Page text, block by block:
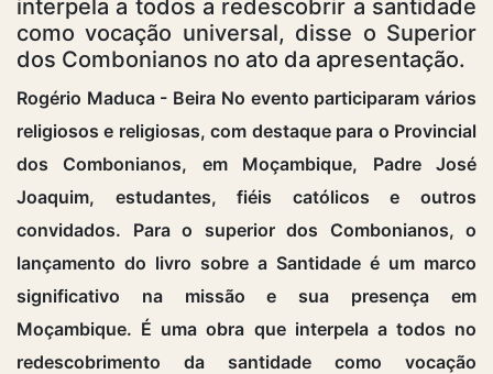
interpela a todos a redescobrir a santidade
como vocação universal, disse o Superior
dos Combonianos no ato da apresentação.
Rogério Maduca - Beira No evento participaram vários
religiosos e religiosas, com destaque para o Provincial
dos Combonianos, em Moçambique, Padre José
Joaquim, estudantes, fiéis católicos e outros
convidados. Para o superior dos Combonianos, o
lançamento do livro sobre a Santidade é um marco
significativo na missão e sua presença em
Moçambique. É uma obra que interpela a todos no
redescobrimento da santidade como vocação